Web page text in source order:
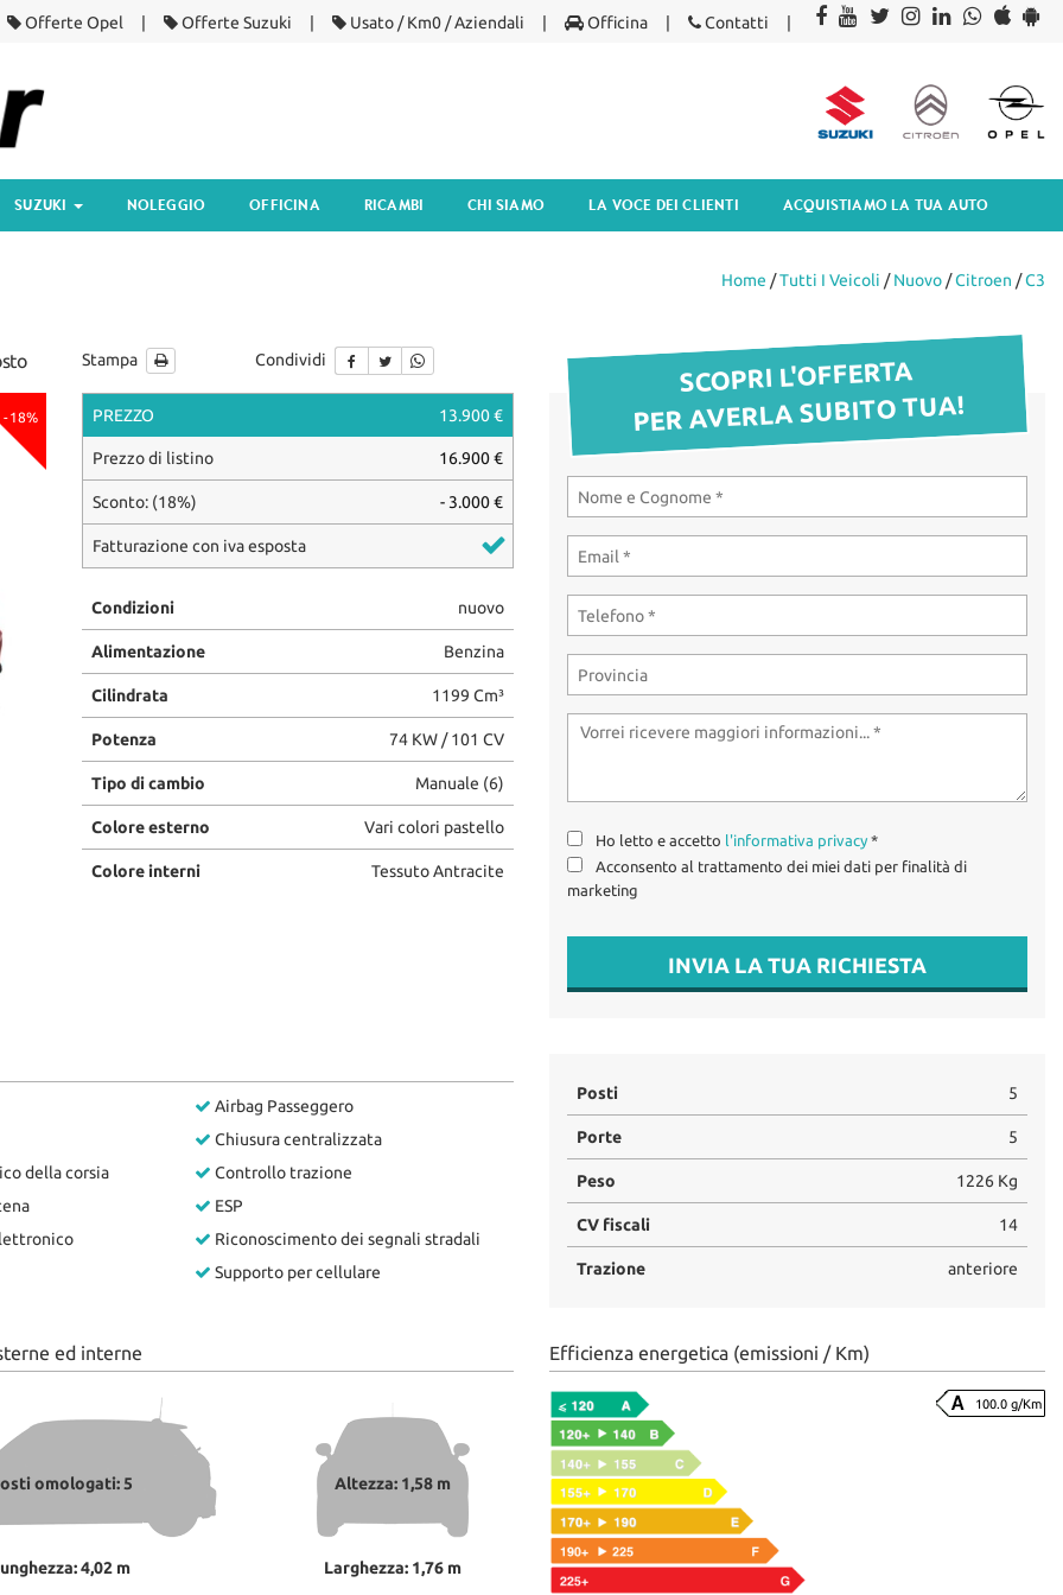
Offerte Opel Offerte Suzuki Usato / Km0 / Aziendali Officina Contatti
SUZUKI NOLEGGIO OFFICINA RICAMBI CHI SIAMO LA VOCE DEI CLIENTI ACQUISTIAMO LA TUA AUTO
Home /Tutti I Veicoli /Nuovo /Citroen /C3
Stampa Condividi
-18% PREZZO 13.900 €
Prezzo di listino 16.900 €
Sconto: (18%) - 3.000 €
Fatturazione con iva esposta
Condizioni nuovo
Alimentazione Benzina
Cilindrata 1199 Cm³
Potenza 74 KW / 101 CV
Tipo di cambio Manuale (6)
Colore esterno Vari colori pastello
Colore interni Tessuto Antracite
SCOPRI L'OFFERTA
PER AVERLA SUBITO TUA!
Ho letto e accetto l'informativa privacy *
Acconsento al trattamento dei miei dati per finalità di
marketing
INVIA LA TUA RICHIESTA
della corsia
Airbag Passeggero
Chiusura centralizzata
Controllo trazione
ESP
Riconoscimento dei segnali stradali
Supporto per cellulare
Posti 5
Porte 5
Peso 1226 Kg
CV fiscali 14
Trazione anteriore
ed interne
omologati: 5
4,02 m
Altezza: 1,58 m
Larghezza: 1,76 m
Efficienza energetica (emissioni / Km)
100.0 g/Km